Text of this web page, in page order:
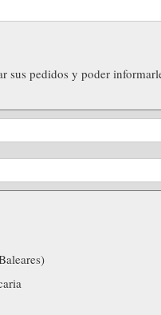
sus pedidos y poder